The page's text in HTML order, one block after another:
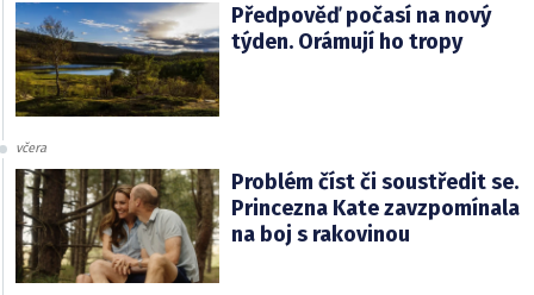
Předpověď počasí na nový
týden. Orámují ho tropy
včera
Problém číst či soustředit se.
Princezna Kate zavzpomínala
na boj s rakovinou